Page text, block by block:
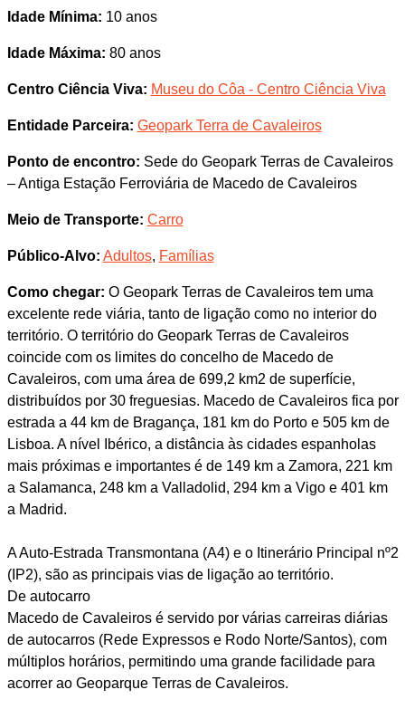
Idade Mínima: 10 anos
Idade Máxima: 80 anos
Centro Ciência Viva: Museu do Côa - Centro Ciência Viva
Entidade Parceira: Geopark Terra de Cavaleiros
Ponto de encontro: Sede do Geopark Terras de Cavaleiros
– Antiga Estação Ferroviária de Macedo de Cavaleiros
Meio de Transporte: Carro
Público-Alvo: Adultos, Famílias
Como chegar: O Geopark Terras de Cavaleiros tem uma
excelente rede viária, tanto de ligação como no interior do
território. O território do Geopark Terras de Cavaleiros
coincide com os limites do concelho de Macedo de
Cavaleiros, com uma área de 699,2 km2 de superfície,
distribuídos por 30 freguesias. Macedo de Cavaleiros fica por
estrada a 44 km de Bragança, 181 km do Porto e 505 km de
Lisboa. A nível Ibérico, a distância às cidades espanholas
mais próximas e importantes é de 149 km a Zamora, 221 km
a Salamanca, 248 km a Valladolid, 294 km a Vigo e 401 km
a Madrid.
A Auto-Estrada Transmontana (A4) e o Itinerário Principal nº2
(IP2), são as principais vias de ligação ao território.
De autocarro
Macedo de Cavaleiros é servido por várias carreiras diárias
de autocarros (Rede Expressos e Rodo Norte/Santos), com
múltiplos horários, permitindo uma grande facilidade para
acorrer ao Geoparque Terras de Cavaleiros.